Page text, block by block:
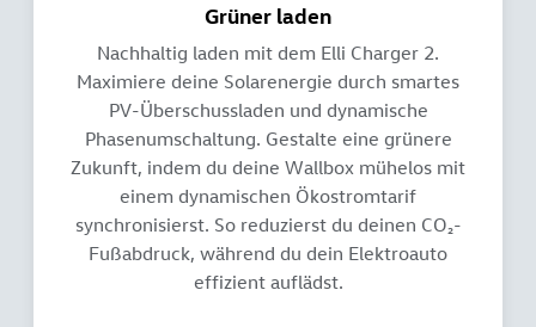
Grüner laden
Nachhaltig laden mit dem Elli Charger 2.
Maximiere deine Solarenergie durch smartes
PV-Überschussladen und dynamische
Phasenumschaltung. Gestalte eine grünere
Zukunft, indem du deine Wallbox mühelos mit
einem dynamischen Ökostromtarif
synchronisierst. So reduzierst du deinen CO₂-
Fußabdruck, während du dein Elektroauto
effizient auflädst.